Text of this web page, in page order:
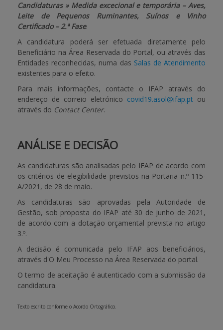
Candidaturas » Medida excecional e temporária – Aves,
Leite de Pequenos Ruminantes, Suínos e Vinho
Certificado – 2.ª Fase.
A candidatura poderá ser efetuada diretamente pelo
Beneficiário na Área Reservada do Portal, ou através das
Entidades reconhecidas, numa das Salas de Atendimento
existentes para o efeito.
Para mais informações, contacte o IFAP através do
endereço de correio eletrónico covid19.asol@ifap.pt ou
através do Contact Center.
ANÁLISE E DECISÃO
As candidaturas são analisadas pelo IFAP de acordo com
os critérios de elegibilidade previstos na Portaria n.º 115-
A/2021, de 28 de maio.
As candidaturas são aprovadas pela Autoridade de
Gestão, sob proposta do IFAP até 30 de junho de 2021,
de acordo com a dotação orçamental prevista no artigo
3.º.
A decisão é comunicada pelo IFAP aos beneficiários,
através d'O Meu Processo na Área Reservada do portal.
O termo de aceitação é autenticado com a submissão da
candidatura.
Texto escrito conforme o Acordo Ortográfico.